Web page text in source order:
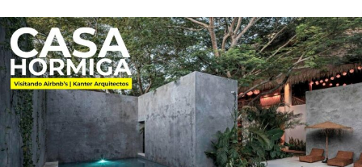
logran darle un carácter muy especial a esta vivienda. Terreno
de 12 x 40 mts, irregular 450 mts2 357 m2 de construcción
Filtros
Tipo de obra Estado